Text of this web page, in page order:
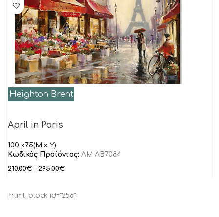
Heighton Brent
April in Paris
100 x75(M x Y)
Κωδικός Προϊόντος: AM AB7084
210.00€ – 295.00€
[html_block id="258"]